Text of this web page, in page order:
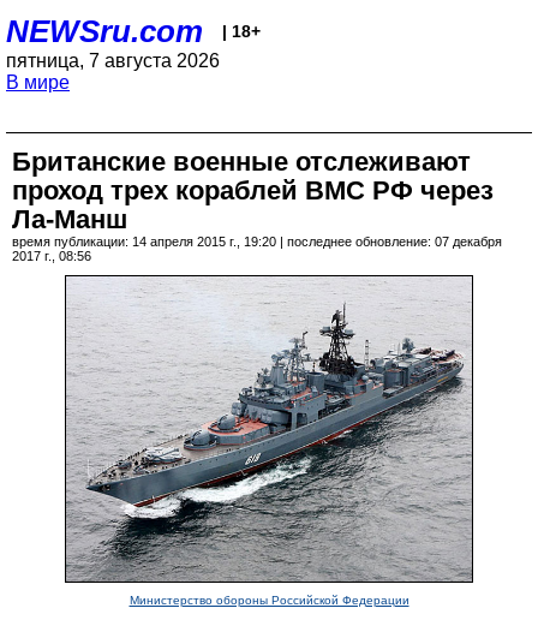
NEWSru.com | 18+
пятница, 7 августа 2026
В мире
Британские военные отслеживают
проход трех кораблей ВМС РФ через
Ла-Манш
время публикации: 14 апреля 2015 г., 19:20 | последнее обновление: 07 декабря
2017 г., 08:56
Министерство обороны Российской Федерации